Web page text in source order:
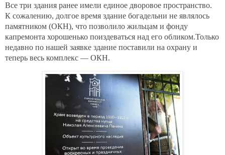
Все три здания ранее имели единое дворовое пространство.
К сожалению, долгое время здание богадельни не являлось
памятником (ОКН), что позволило жильцам и фонду
капремонта хорошенько поиздеваться над его обликом.Только
недавно по нашей заявке здание поставили на охрану и
теперь весь комплекс — ОКН.